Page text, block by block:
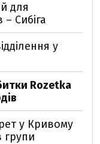
для
Сибіга
у
Rozetka
у Кривому
групи